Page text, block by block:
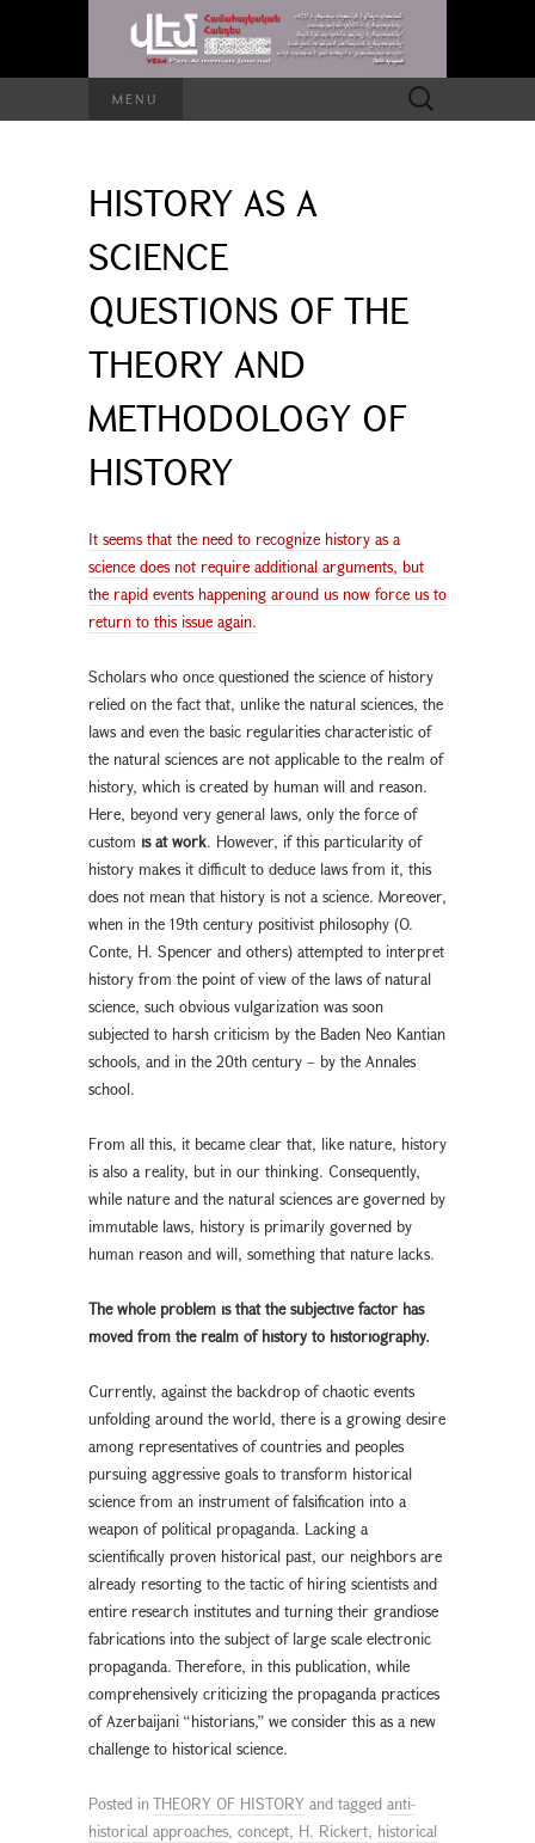
MENU
Search
for:
HISTORY AS A
SCIENCE
QUESTIONS OF THE
THEORY AND
METHODOLOGY OF
HISTORY
It seems that the need to recognize history as a
science does not require additional arguments, but
the rapid events happening around us now force us to
return to this issue again.
Scholars who once questioned the science of history
relied on the fact that, unlike the natural sciences, the
laws and even the basic regularities characteristic of
the natural sciences are not applicable to the realm of
history, which is created by human will and reason.
Here, beyond very general laws, only the force of
custom is at work. However, if this particularity of
history makes it difficult to deduce laws from it, this
does not mean that history is not a science. Moreover,
when in the 19th century positivist philosophy (O.
Conte, H. Spencer and others) attempted to interpret
history from the point of view of the laws of natural
science, such obvious vulgarization was soon
subjected to harsh criticism by the Baden Neo Kantian
schools, and in the 20th century – by the Annales
school.
From all this, it became clear that, like nature, history
is also a reality, but in our thinking. Consequently,
while nature and the natural sciences are governed by
immutable laws, history is primarily governed by
human reason and will, something that nature lacks.
The whole problem is that the subjective factor has
moved from the realm of history to historiography.
Currently, against the backdrop of chaotic events
unfolding around the world, there is a growing desire
among representatives of countries and peoples
pursuing aggressive goals to transform historical
science from an instrument of falsification into a
weapon of political propaganda. Lacking a
scientifically proven historical past, our neighbors are
already resorting to the tactic of hiring scientists and
entire research institutes and turning their grandiose
fabrications into the subject of large scale electronic
propaganda. Therefore, in this publication, while
comprehensively criticizing the propaganda practices
of Azerbaijani “historians,” we consider this as a new
challenge to historical science.
Posted inTHEORY OF HISTORY and tagged anti-
historical approaches, concept, H. Rickert, historical